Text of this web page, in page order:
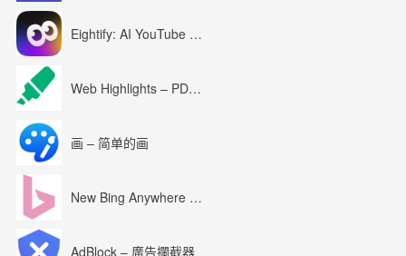
Eightify: AI YouTube Summary with ChatGPT
Web Highlights – PDF & Web Highlighter
画 – 简单的画
New Bing Anywhere (Bing Chat GPT-4)
AdBlock – 廣告攔截器